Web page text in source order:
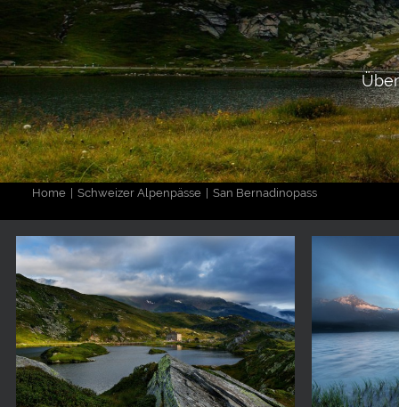
Home Schweizer Alpenpässe San Bernadinopass